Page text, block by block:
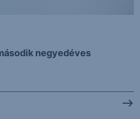
negyedéves